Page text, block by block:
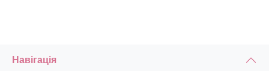
Навігація